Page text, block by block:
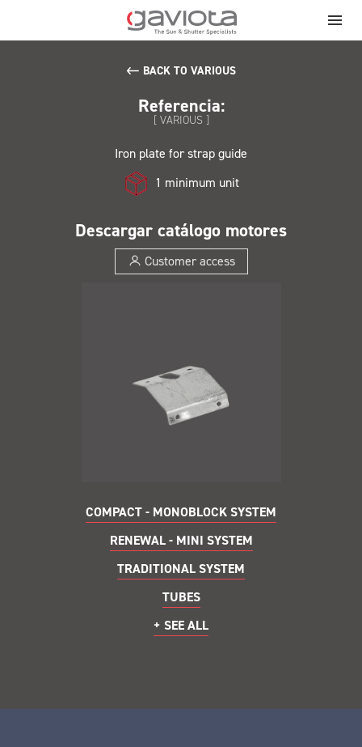
BACK TO VARIOUS
Referencia:
[ VARIOUS ]
Iron plate for strap guide
1 minimum unit
Descargar catálogo motores
Customer access
COMPACT - MONOBLOCK SYSTEM
RENEWAL - MINI SYSTEM
TRADITIONAL SYSTEM
TUBES
+ SEE ALL